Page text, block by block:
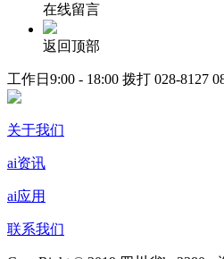
在线留言
返回顶部
工作日9:00 - 18:00 拨打 028-8127
关于我们
ai资讯
ai应用
联系我们